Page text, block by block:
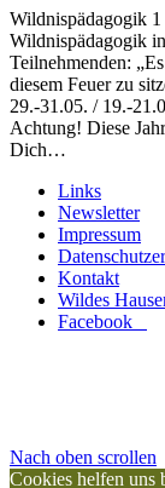
Wildnispädagogik
Wildnispädagogik
Teilnehmenden:
diesem Feuer zu
29.-31.05. / 19.-
Achtung! Diese
Dich…
Links
Newsletter
Impressum
Kontakt
Wildes
Facebook
Nach oben scrollen
Cookies helfen uns